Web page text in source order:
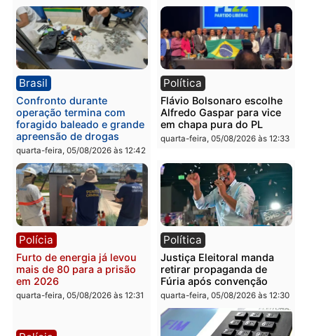
quarta-feira, 05/08/2026 às 15:52 quarta-feira, 05/08/2026 às
Política
Violência domina o debate
eleitoral e segurança vira
principal arma dos
candidatos ao Governo de
Rondônia
quarta-feira, 05/08/2026 às 12:48
Polícia
O dinheiro do crime: PF
apreende R$ 2 milhões
esquema milionário de
lavagem
quarta-feira, 05/08/2026 às
Brasil Política
Flávio Bolsonaro escolhe
Alfredo Gaspar para vice